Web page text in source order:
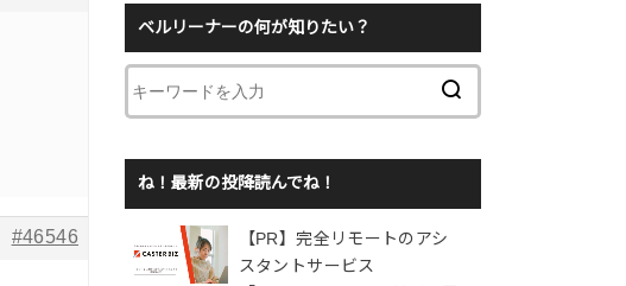
#46546
ベルリーナーの何が知りたい？
ね！最新の投降読んでね！
【PR】完全リモートのアシ
スタントサービス